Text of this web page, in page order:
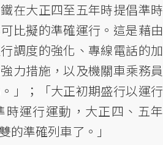
在大正四至五年時提倡準時
比擬的準確運行。這是藉由
調度的強化、專線電話的加
力措施，以及機關車乘務員
」；「大正初期盛行以運行
時運行運動，大正四、五年
的準確列車了。」